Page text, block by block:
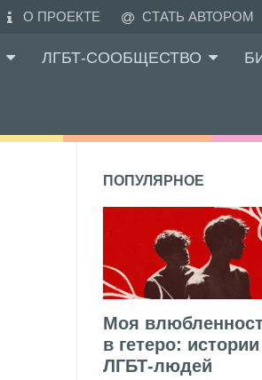
О ПРОЕКТЕ СТАТЬ АВТОРОМ
ЛГБТ-СООБЩЕСТВО
ПОПУЛЯРНОЕ
Моя
в гетеро: истории
ЛГБТ-людей